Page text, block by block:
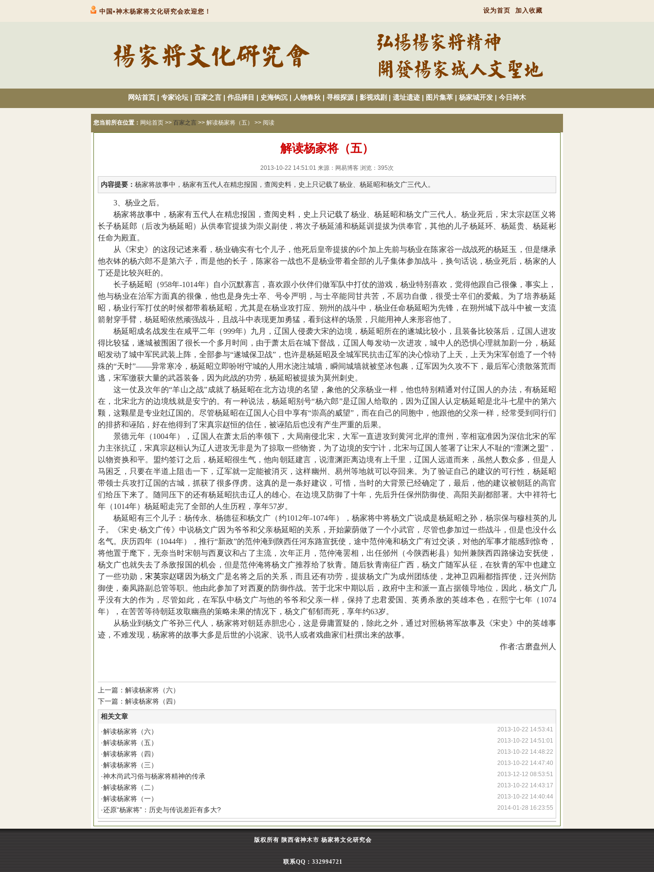
中国•神木杨家将文化研究会欢迎您！ 设为首页 加入收藏
网站首页 | 专家论坛 | 百家之言 | 作品择目 | 史海钩沉 | 人物春秋 | 寻根探源 | 影视戏剧 | 遗址遗迹 | 图片集萃 | 杨家城开发 | 今日神木
您当前所在位置： 网站首页 >> 百家之言 >> 解读杨家将（五） >> 阅读
解读杨家将（五）
2013-10-22 14:51:01 来源：网易博客 浏览： 395次
内容提要： 杨家将故事中，杨家有五代人在精忠报国，查阅史料，史上只记载了杨业、杨延昭和杨文广三代人。
3 、杨业之后。
杨家将故事中，杨家有五代人在精忠报国，查阅史料，史上只记载了杨业、杨延昭和杨文广三代人。杨业死后，宋太宗赵匡义将
长子杨延郎（后改为杨延昭）从供奉官提拔为崇义副使，将次子杨延浦和杨延训提拔为供奉官，其他的儿子杨延环、杨延贵、杨延彬
任命为殿直。
从《宋史》的这段记述来看，杨业确实有七个儿子，他死后皇帝提拔的6个加上先前与杨业在陈家谷一战战死的杨延玉，但是继承
他衣钵的杨六郎不是第六子，而是他的长子，陈家谷一战也不是杨业带着全部的儿子集体参加战斗，换句话说，杨业死后，杨家的人
丁还是比较兴旺的。
长子杨延昭（958年-1014年）自小沉默寡言，喜欢跟小伙伴们做军队中打仗的游戏，杨业特别喜欢，觉得他跟自己很像，事实上，
他与杨业在治军方面真的很像，他也是身先士卒、号令严明，与士卒能同甘共苦，不居功自傲，很受士卒们的爱戴。为了培养杨延
昭，杨业行军打仗的时候都带着杨延昭，尤其是在杨业攻打应、朔州的战斗中，杨业任命杨延昭为先锋，在朔州城下战斗中被一支流
箭射穿手臂，杨延昭依然顽强战斗，且战斗中表现更加勇猛，看到这样的场景，只能用神人来形容他了。
杨延昭成名战发生在咸平二年（999年）九月，辽国人侵袭大宋的边境，杨延昭所在的遂城比较小，且装备比较落后，辽国人进攻
得比较猛，遂城被围困了很长一个多月时间，由于萧太后在城下督战，辽国人每发动一次进攻，城中人的恐惧心理就加剧一分，杨延
昭发动了城中军民武装上阵，全部参与“遂城保卫战” ，也许是杨延昭及全城军民抗击辽军的决心惊动了上天，上天为宋军创造了一个特
殊的“天时”——异常寒冷，杨延昭立即吩咐守城的人用水浇注城墙，瞬间城墙就被坚冰包裹，辽军因为久攻不下，最后军心溃散落荒而
逃，宋军缴获大量的武器装备，因为此战的功劳，杨延昭被提拔为莫州刺史。
这一仗及次年的“羊山之战”成就了杨延昭在北方边境的名望，象他的父亲杨业一样，他也特别精通对付辽国人的办法，有杨延昭
在，北宋北方的边境线就是安宁的。有一种说法，杨延昭别号“杨六郎”是辽国人给取的，因为辽国人认定杨延昭是北斗七星中的第六
颗，这颗星是专业尅辽国的。尽管杨延昭在辽国人心目中享有“崇高的威望” ，而在自己的同胞中，他跟他的父亲一样，经常受到同行们
的排挤和诬陷，好在他得到了宋真宗赵恒的信任，被诬陷后也没有产生严重的后果。
景德元年（1004年），辽国人在萧太后的率领下，大局南侵北宋，大军一直进攻到黄河北岸的澶州，宰相寇准因为深信北宋的军
力主张抗辽，宋真宗赵桓认为辽人进攻无非是为了掠取一些物资，为了边境的安宁计，北宋与辽国人签署了让宋人不耻的“澶渊之盟” ，
以物资换和平。盟约签订之后，杨延昭很生气，他向朝廷建言，说澶渊距离边境有上千里，辽国人远道而来，虽然人数众多，但是人
马困乏，只要在半道上阻击一下，辽军就一定能被消灭，这样幽州、易州等地就可以夺回来。为了验证自己的建议的可行性，杨延昭
带领士兵攻打辽国的古城，抓获了很多俘虏。这真的是一条好建议，可惜，当时的大背景已经确定了，最后，他的建议被朝廷的高官
们给压下来了。随同压下的还有杨延昭抗击辽人的雄心。在边境又防御了十年，先后升任保州防御使、高阳关副都部署。大中祥符七
年（1014年）杨延昭走完了全部的人生历程，享年57岁。
杨延昭有三个儿子：杨传永、杨德征和杨文广（约1012年-1074年），杨家将中将杨文广说成是杨延昭之孙，杨宗保与穆桂英的儿
子。《宋史·杨文广传》中说杨文广因为爷爷和父亲杨延昭的关系，开始蒙荫做了一个小武官，尽管也参加过一些战斗，但是也没什么
名气。庆历四年（1044年），推行“新政”的范仲淹到陕西任河东路宣抚使，途中范仲淹和杨文广有过交谈，对他的军事才能感到惊奇，
将他置于麾下，无奈当时宋朝与西夏议和占了主流，次年正月，范仲淹罢相，出任邠州（今陕西彬县）知州兼陕西四路缘边安抚使，
杨文广也就失去了杀敌报国的机会，但是范仲淹将杨文广推荐给了狄青。随后狄青南征广西，杨文广随军从征，在狄青的军中也建立
了一些功勋，宋英宗赵曙因为杨文广是名将之后的关系，而且还有功劳，提拔杨文广为成州团练使，龙神卫四厢都指挥使，迁兴州防
御使，秦凤路副总管等职。他由此参加了对西夏的防御作战。苦于北宋中期以后，政府中主和派一直占据领导地位，因此，杨文广几
乎没有大的作为，尽管如此，在军队中杨文广与他的爷爷和父亲一样，保持了忠君爱国、英勇杀敌的英雄本色，在熙宁七年（ 1074
年），在苦苦等待朝廷攻取幽燕的策略未果的情况下，杨文广郁郁而死，享年约63岁。
从杨业到杨文广爷孙三代人，杨家将对朝廷赤胆忠心，这是毋庸置疑的，除此之外，通过对照杨将军故事及《宋史》中的英雄事
迹，不难发现，杨家将的故事大多是后世的小说家、说书人或者戏曲家们杜撰出来的故事。
作者:古磨盘州人
上一篇：解读杨家将（六）
下一篇：解读杨家将（四）
相关文章
·解读杨家将（六） 2013-10-22 14:53:41
·解读杨家将（五） 2013-10-22 14:51:01
·解读杨家将（四） 2013-10-22 14:48:22
·解读杨家将（三） 2013-10-22 14:47:40
·神木尚武习俗与杨家将精神的传承 2013-12-12 08:53:51
·解读杨家将（二） 2013-10-22 14:43:17
·解读杨家将（一） 2013-10-22 14:40:44
·还原“杨家将”：历史与传说差距有多大? 2014-01-28 16:23:55
版权所有 陕西省神木市 杨家将文化研究会
联系QQ：332994721